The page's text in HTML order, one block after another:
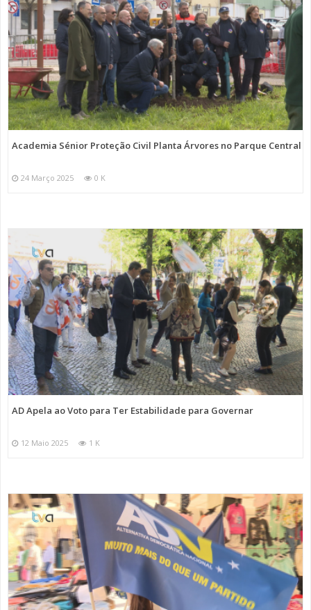
Academia Sénior Proteção Civil Planta Árvores no Parque Central
24 Março 2025 0 K
AD Apela ao Voto para Ter Estabilidade para Governar
12 Maio 2025 1 K